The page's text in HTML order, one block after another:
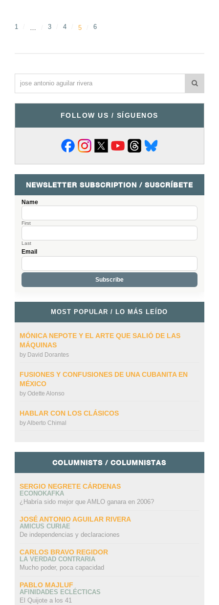
1 3 4 5 6
FOLLOW US / SÍGUENOS
NEWSLETTER SUBSCRIPTION / SUSCRÍBETE
Name
First
Last
Email
MOST POPULAR / LO MÁS LEÍDO
MÓNICA NEPOTE Y EL ARTE QUE SALIÓ DE LAS
MÁQUINAS
by David Dorantes
FUSIONES Y CONFUSIONES DE UNA CUBANITA EN
MÉXICO
by Odette Alonso
HABLAR CON LOS CLÁSICOS
byAlberto Chimal
COLUMNISTS / COLUMNISTAS
SERGIO NEGRETE CÁRDENAS
ECONOKAFKA
¿Habría sido mejor que AMLO ganara en 2006?
JOSÉ ANTONIO AGUILAR RIVERA
AMICUS CURIAE
De independencias y declaraciones
CARLOS BRAVO REGIDOR
LA VERDAD CONTRARIA
Mucho poder, poca capacidad
PABLO MAJLUF
AFINIDADES ECLÉCTICAS
El Quijote a los 41